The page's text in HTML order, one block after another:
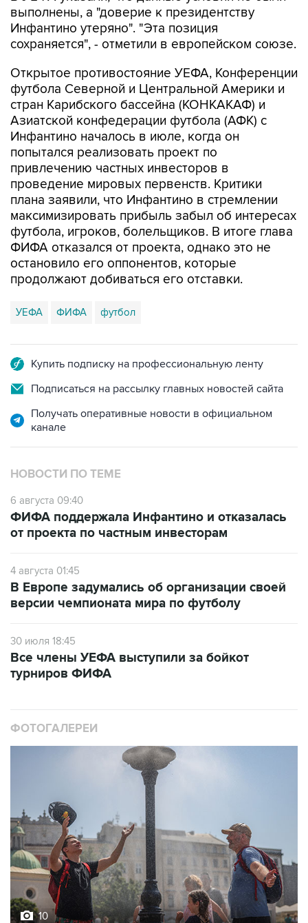
выполнены, а "доверие к президентству
Инфантино утеряно". "Эта позиция
сохраняется", - отметили в европейском союзе.
Открытое противостояние УЕФА, Конференции
футбола Северной и Центральной Америки и
стран Карибского бассейна (КОНКАКАФ) и
Азиатской конфедерации футбола (АФК) с
Инфантино началось в июле, когда он
попытался реализовать проект по
привлечению частных инвесторов в
проведение мировых первенств. Критики
плана заявили, что Инфантино в стремлении
максимизировать прибыль забыл об интересах
футбола, игроков, болельщиков. В итоге глава
ФИФА отказался от проекта, однако это не
остановило его оппонентов, которые
продолжают добиваться его отставки.
УЕФА ФИФА футбол
Купить подписку на профессиональную ленту
Подписаться на рассылку главных новостей сайта
Получать оперативные новости в официальном
канале
НОВОСТИ ПО ТЕМЕ
6 августа 09:40
ФИФА поддержала Инфантино и отказалась
от проекта по частным инвесторам
4 августа 01:45
В Европе задумались об организации своей
версии чемпионата мира по футболу
30 июля 18:45
Все члены УЕФА выступили за бойкот
турниров ФИФА
ФОТОГАЛЕРЕИ
10